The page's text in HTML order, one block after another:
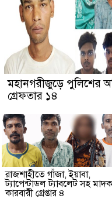
মহানগরীজুড়ে পুলিশের
গ্রেফতার ১৪
রাজশাহীতে গাঁজা, ইয়াবা,
ট্যাপেন্টাডল ট্যাবলেট সহ মাদক
কারবারী গ্রেপ্তার ৪